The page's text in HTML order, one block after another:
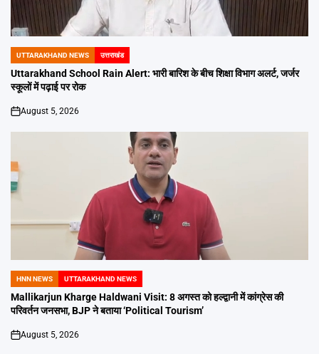
POSTED
IN
UTTARAKHAND NEWS उत्तराखंड
Uttarakhand School Rain Alert: भारी बारिश के बीच शिक्षा विभाग अलर्ट, जर्जर
स्कूलों में पढ़ाई पर रोक
on
August 5, 2026
POSTED
IN
HNN NEWS UTTARAKHAND NEWS
Mallikarjun Kharge Haldwani Visit: 8 अगस्त को हल्द्वानी में कांग्रेस की
परिवर्तन जनसभा, BJP ने बताया ‘Political Tourism’
on
August 5, 2026